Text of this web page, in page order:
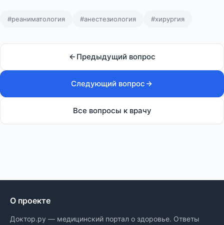
#реаниматология #анестезиология #хирургия
Предыдущий вопрос
Следующий вопрос
Все вопросы к врачу
О проекте
Доктор.ру — медицинский портал о здоровье. Ответы